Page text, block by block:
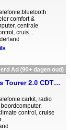
comfort &
centrale
cruis...
Ad (90+ dagen oud)
Opel Insignia Sports Tourer 2.0 CDTi 170pk Nieuw Luxe Navi LEDMatrix
radio
control, cruise